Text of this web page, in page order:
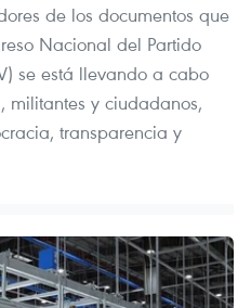
de los documentos que
Nacional del Partido
se está llevando a cabo
militantes y ciudadanos,
transparencia y